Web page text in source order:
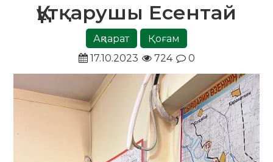
Құтқарушы Есентай
Ақпарат
Қоғам
17.10.2023
724 0